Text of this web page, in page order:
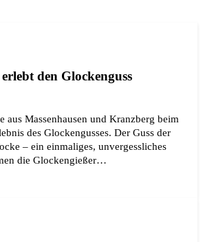
den Glockenguss
aus Massenhausen und Kranzberg beim
des Glockengusses. Der Guss der
– ein einmaliges, unvergessliches
die Glockengießer…